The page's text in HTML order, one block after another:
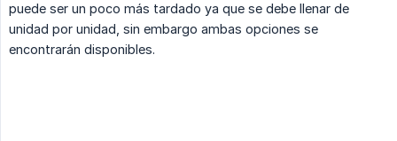
puede ser un poco más tardado ya que se debe llenar de
unidad por unidad, sin embargo ambas opciones se
encontrarán disponibles.